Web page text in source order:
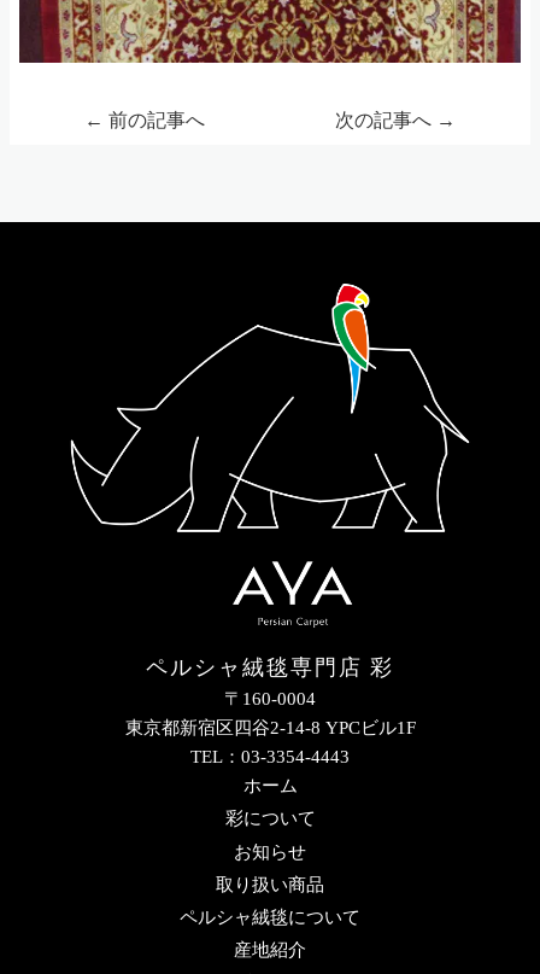
← 前の記事へ 次の記事へ →
ペルシャ絨毯専門店 彩
〒160-0004
東京都新宿区四谷2-14-8 YPCビル1F
TEL：03-3354-4443
ホーム
彩について
お知らせ
取り扱い商品
ペルシャ絨毯について
産地紹介